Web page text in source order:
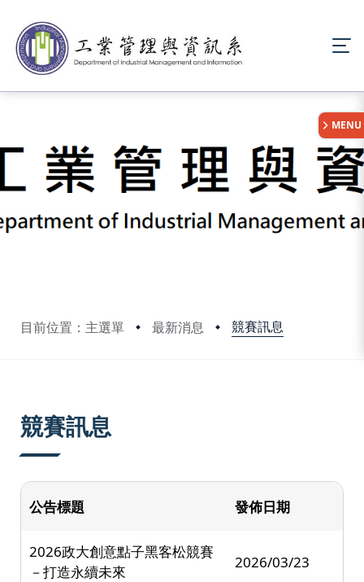
目前位置：主選單 最新消息 競賽訊息
:::
MENU
競賽訊息
公告標題 發佈日期
2026政大創意點子黑客松競賽
－打造永續未來
2026/03/23